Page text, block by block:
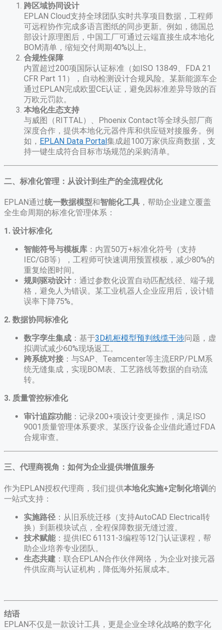
跨区域协同设计
EPLAN Cloud支持全球团队实时共享项目数据，工程师
可远程协作完成多语言图纸的同步更新。例如，德国总
部设计原理图后，中国工厂可通过云端直接生成本地化
BOM清单，缩短交付周期40%以上。
合规性保障
内置超过200项国际认证标准（如ISO 13849、FDA 21
CFR Part 11），自动检测设计合规风险。某新能源车企
通过EPLAN完成欧盟CE认证，避免因标准差异导致的百
万欧元罚款。
本地化生态支持
与威图（RITTAL）、Phoenix Contact等全球头部厂商
深度合作，提供本地化元器件库和供应链对接服务。例
如， EPLAN Data Portal集成超100万家供应商数据，支
持一键生成符合目标市场规范的采购清单。
二、标准化管理：从设计到生产的全流程优化
EPLAN通过统一数据模型和智能化工具 ，帮助企业建立覆盖
全生命周期的标准化管理体系：
1. 设计标准化
智能符号与模板库 ​：内置50万+标准化符号（支持
IEC/GB等），工程师可快速调用预置模板，减少80%的
重复绘图时间。
规则驱动设计 ​：通过参数化设置自动匹配线径、端子规
格，避免人为错误。某工业机器人企业应用后，设计错
误率下降75%。
2. 数据协同标准化
数字孪生集成 ​：基于3D机柜模型预判线缆干涉问题，虚
拟调试减少60%现场返工。
跨系统对接 ​：与SAP、Teamcenter等主流ERP/PLM系
统无缝集成，实现BOM表、工艺路线等数据的自动流
转。
3. 质量管控标准化
审计追踪功能​：记录200+项设计变更操作，满足ISO
9001质量管理体系要求。某医疗设备企业借此通过FDA
合规审查。
三、代理商视角：如何为企业提供增值服务
作为EPLAN授权代理商，我们提供本地化实施+定制化培训 的
一站式支持：
实施路径 ​：从旧系统迁移（支持AutoCAD Electrical转
换）到新模块试点，全程保障数据无缝过渡。
技术赋能​：提供IEC 61131-3编程等12门认证课程，帮
助企业培养专业团队。
生态共建 ​：联合EPLAN合作伙伴网络，为企业对接元器
件供应商与认证机构，降低海外拓展成本。
结语
EPLAN不仅是一款设计工具，更是企业全球化战略的数字化